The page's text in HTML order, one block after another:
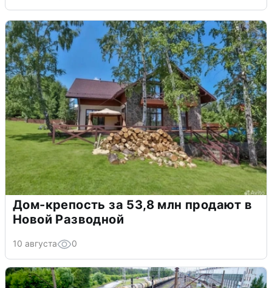
Дом-крепость за 53,8 млн продают в
Новой Разводной
10 августа 0